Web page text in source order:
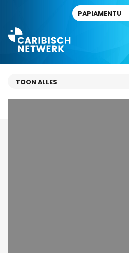
PAPIAMENTU